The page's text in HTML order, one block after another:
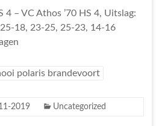
– VC Athos ’70 HS 4, Uitslag:
18, 23-25, 25-23, 14-16
polaris brandevoort
2019 Uncategorized